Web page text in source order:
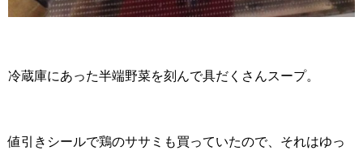
冷蔵庫にあった半端野菜を刻んで具だくさんスープ。
値引きシールで鶏のササミも買っていたので、それはゆっ